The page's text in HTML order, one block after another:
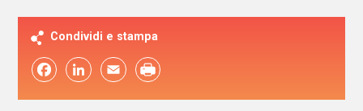
Condividi e stampa
FacebookLinkedIn Email